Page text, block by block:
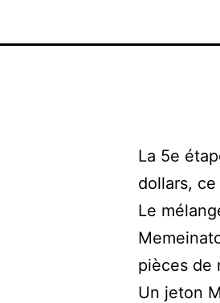
La 5e
dollars,
Le
pièces de
Un jeton